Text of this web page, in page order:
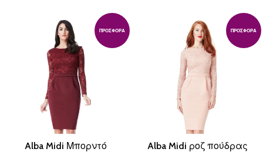
ΠΡΟΣΦΟΡΆ
Alba Midi Μπορντό
ΠΡΟΣΦΟΡΆ
Alba Midi ροζ πούδρας